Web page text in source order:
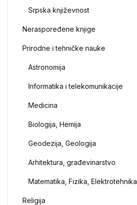
Srpska književnost
Neraspoređene knjige
Prirodne i tehničke nauke
Astronomija
Informatika i telekomunikacije
Medicina
Biologija, Hemija
Geodezija, Geologija
Arhitektura, građevinarstvo
Matematika, Fizika, Elektrotehnika
Religija